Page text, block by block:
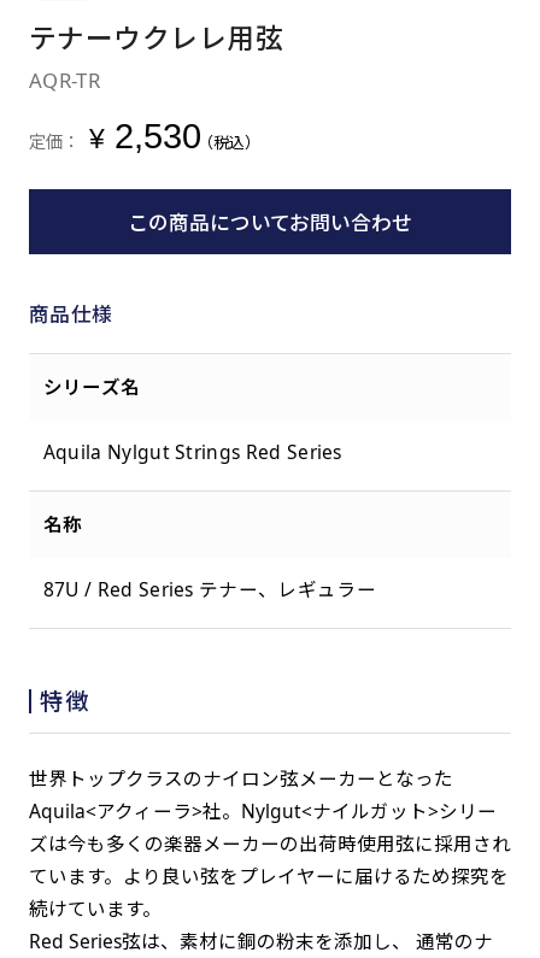
テナーウクレレ用弦
AQR-TR
定価： ¥2,530（税込）
この商品についてお問い合わせ
商品仕様
シリーズ名
Aquila Nylgut Strings Red Series
名称
87U / Red Series テナー、レギュラー
特徴
世界トップクラスのナイロン弦メーカーとなった
Aquila<アクィーラ>社。Nylgut<ナイルガット>シリー
ズは今も多くの楽器メーカーの出荷時使用弦に採用され
ています。より良い弦をプレイヤーに届けるため探究を
続けています。
Red Series弦は、素材に銅の粉末を添加し、 通常のナ